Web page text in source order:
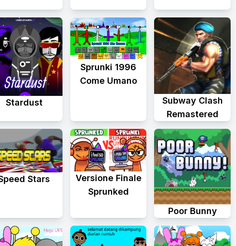
Stardust
Sprunki 1996
Come Umano
Subway Clash
Remastered
Stars
Versione Finale
Sprunked
Poor Bunny